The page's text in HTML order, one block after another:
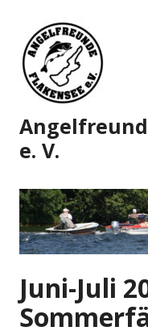
Inhalt
springen
e. V.
Juni-Juli